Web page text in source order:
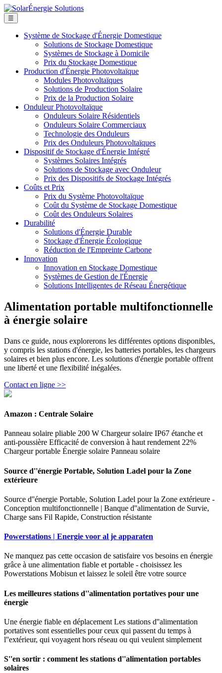
☰
Système de Stockage d'Énergie Domestique
Solutions de Stockage Domestique
Systèmes de Stockage à Domicile
Prix du Stockage Domestique
Production d'Énergie Photovoltaïque
Modules Photovoltaïques
Solutions de Production Solaire
Prix de la Production Solaire
Onduleur Photovoltaïque
Onduleurs Solaire Résidentiels
Onduleurs Solaire Commerciaux
Technologie des Onduleurs
Prix des Onduleurs Photovoltaïques
Dispositif de Stockage d'Énergie Intégré
Systèmes Solaires Intégrés
Solutions de Stockage avec Onduleur
Prix des Dispositifs de Stockage Intégrés
Coûts et Prix
Prix du Système Photovoltaïque
Coût du Système de Stockage Domestique
Coût des Onduleurs Solaires
Durabilité
Solutions d'Énergie Durable
Stockage d'Énergie Écologique
Réduction de l'Empreinte Carbone
Innovation
Innovation en Stockage Domestique
Systèmes de Gestion de l'Énergie
Solutions Intelligentes de Réseau Énergétique
Alimentation portable multifonctionnelle
à énergie solaire
Dans ce guide, nous explorerons les différentes options disponibles,
y compris les stations d'énergie, les batteries portables, les chargeurs
solaires et bien plus encore. Les solutions d'énergie portable offrent
une liberté et une flexibilité inégalées.
Contact en ligne >>
Amazon : Centrale Solaire
Panneau solaire pliable 200 W Chargeur solaire IP67 étanche et
anti-poussière Efficacité de conversion à haut rendement 22%
Chargeur portable Énergie solaire Panneau solaire
Source d''énergie Portable, Solution Ladel pour la Zone
extérieure
Source d''énergie Portable, Solution Ladel pour la Zone extérieure -
Conception multifonctionnelle | Banque d''alimentation de Survie,
Charge sans Fil Rapide, Construction résistante
Powerstations | Energie voor al je apparaten
Ne manquez pas cette occasion de satisfaire vos besoins en énergie
grâce à une alimentation fiable et portable - choisissez les
Powerstations Mobisun et laissez le soleil être votre source
Les meilleures stations d''alimentation portatives pour une
énergie
Une énergie fiable en déplacement Les stations d''alimentation
portatives sont essentielles pour ceux qui passent du temps à
l''extérieur, qui voyagent hors réseau ou qui veulent simplement
S''en sortir : comment les stations d''alimentation portables
solaires